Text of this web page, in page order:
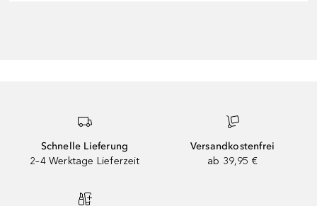
Schnelle Lieferung
2–4 Werktage Lieferzeit
Versandkostenfrei
ab 39,95 €